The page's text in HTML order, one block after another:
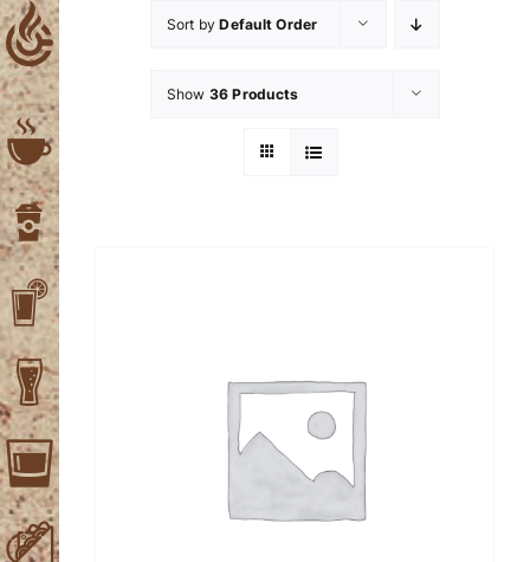
Skip
to
content
Sort byDefault Order
Show 36 Products